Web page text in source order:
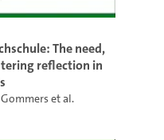
The need,
reflection in
et al.